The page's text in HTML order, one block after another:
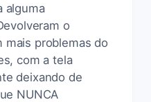
alguma
o
mais problemas do
com a tela
deixando de
NUNCA